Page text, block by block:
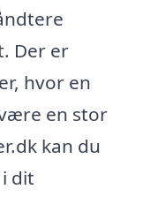
Der er
hvor en
en stor
kan du
dit